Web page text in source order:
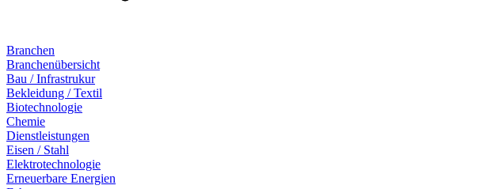
Branchen
Branchenübersicht
Bau / Infrastrukur
Bekleidung / Textil
Biotechnologie
Chemie
Dienstleistungen
Eisen / Stahl
Elektrotechnologie
Erneuerbare Energien